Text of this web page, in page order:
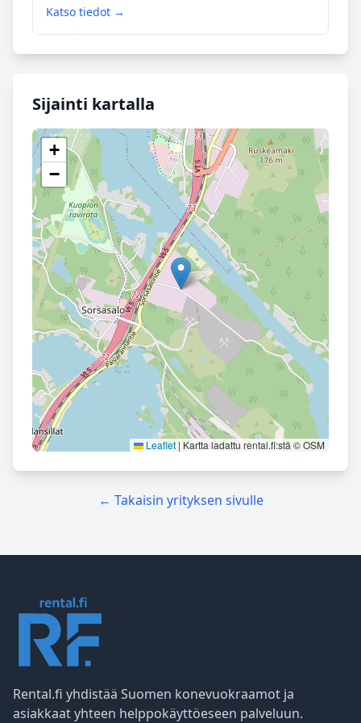
Katso tiedot →
Sijainti kartalla
+
−
Leaflet | Kartta ladattu rental.fi:stä © OSM
← Takaisin yrityksen sivulle
Rental.fi yhdistää Suomen konevuokraamot ja
asiakkaat yhteen helppokäyttöeseen palveluun.